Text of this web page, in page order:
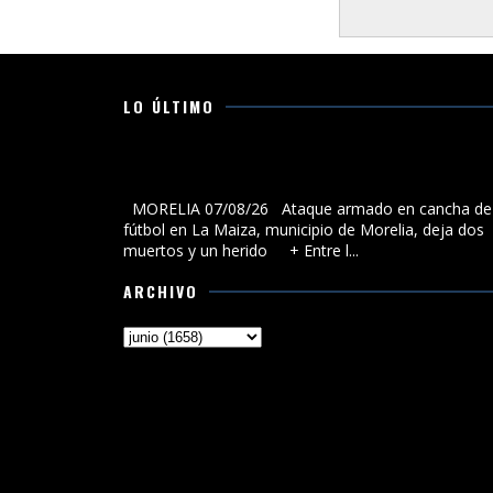
LO ÚLTIMO
MORELIA 07/08/26 Ataque armado en cancha de
fútbol en La Maiza, municipio de Morelia, deja dos
muertos y un herido + Entre l...
ARCHIVO